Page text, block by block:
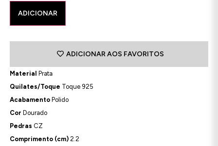
ADICIONAR
ADICIONAR AOS FAVORITOS
Material
Prata
Quilates/Toque Toque 925
Acabamento Polido
Cor Dourado
Pedras CZ
Comprimento (cm) 2.2